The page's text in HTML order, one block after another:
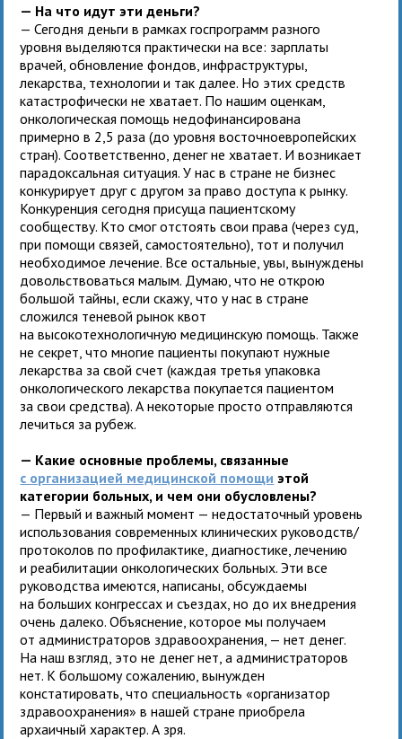
— На что идут эти деньги?
— Сегодня деньги в рамках госпрограмм разного
уровня выделяются практически на все: зарплаты
врачей, обновление фондов, инфраструктуры,
лекарства, технологии и так далее. Но этих средств
катастрофически не хватает. По нашим оценкам,
онкологическая помощь недофинансирована
примерно в 2,5 раза (до уровня восточноевропейских
стран). Соответственно, денег не хватает. И возникает
парадоксальная ситуация. У нас в стране не бизнес
конкурирует друг с другом за право доступа к рынку.
Конкуренция сегодня присуща пациентскому
сообществу. Кто смог отстоять свои права (через суд,
при помощи связей, самостоятельно), тот и получил
необходимое лечение. Все остальные, увы, вынуждены
довольствоваться малым. Думаю, что не открою
большой тайны, если скажу, что у нас в стране
сложился теневой рынок квот
на высокотехнологичную медицинскую помощь. Также
не секрет, что многие пациенты покупают нужные
лекарства за свой счет (каждая третья упаковка
онкологического лекарства покупается пациентом
за свои средства). А некоторые просто отправляются
лечиться за рубеж.
— Какие основные проблемы, связанные
с организацией медицинской помощи этой
категории больных, и чем они обусловлены?
— Первый и важный момент — недостаточный уровень
использования современных клинических руководств/
протоколов по профилактике, диагностике, лечению
и реабилитации онкологических больных. Эти все
руководства имеются, написаны, обсуждаемы
на больших конгрессах и съездах, но до их внедрения
очень далеко. Объяснение, которое мы получаем
от администраторов здравоохранения, — нет денег.
На наш взгляд, это не денег нет, а администраторов
нет. К большому сожалению, вынужден
констатировать, что специальность «организатор
здравоохранения» в нашей стране приобрела
архаичный характер. А зря.